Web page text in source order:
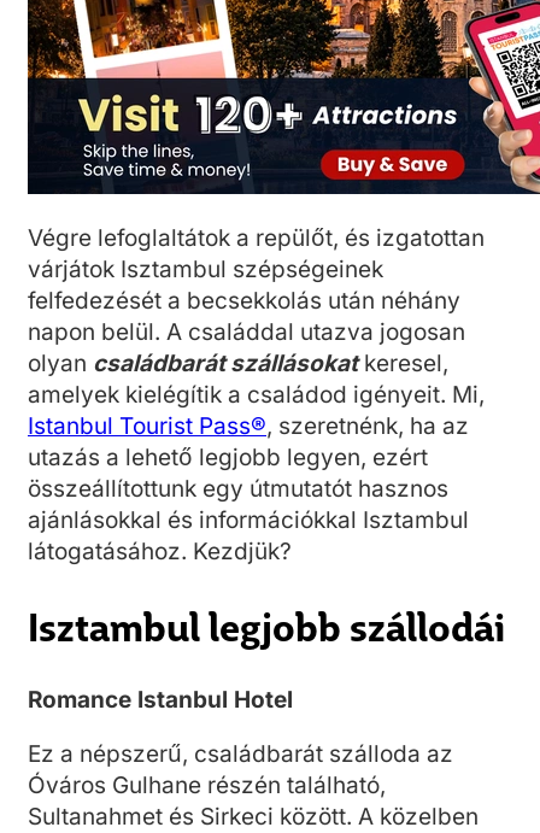
Végre lefoglaltátok a repülőt, és izgatottan
várjátok Isztambul szépségeinek
felfedezését a becsekkolás után néhány
napon belül. A családdal utazva jogosan
olyan családbarát szállásokatkeresel,
amelyek kielégítik a családod igényeit. Mi,
Istanbul Tourist Pass®, szeretnénk, ha az
utazás a lehető legjobb legyen, ezért
összeállítottunk egy útmutatót hasznos
ajánlásokkal és információkkal Isztambul
látogatásához. Kezdjük?
Isztambul legjobb szállodái
Romance Istanbul Hotel
Ez a népszerű, családbarát szálloda az
Óváros Gulhane részén található,
Sultanahmet és Sirkeci között. A közelben